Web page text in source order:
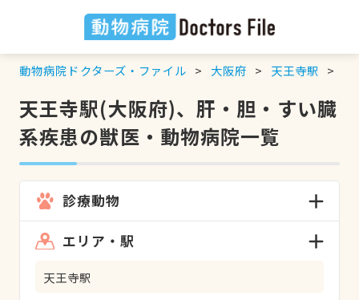
動物病院ドクターズ・ファイル 大阪府 天王寺駅
天王寺駅(大阪府)、肝・胆・すい臓
系疾患の獣医・動物病院一覧
診療動物
エリア・駅
天王寺駅